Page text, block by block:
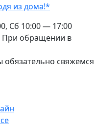
из дома!*
Сб 10:00 — 17:00
При обращении в
обязательно свяжемся